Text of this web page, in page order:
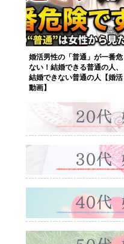
婚活男性の「普通」が一番危
ない！結婚できる普通の人、
結婚できない普通の人【婚活
動画】